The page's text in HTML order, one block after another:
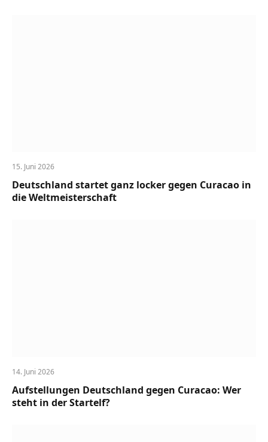
15. Juni 2026
Deutschland startet ganz locker gegen Curacao in
die Weltmeisterschaft
14. Juni 2026
Aufstellungen Deutschland gegen Curacao: Wer
steht in der Startelf?